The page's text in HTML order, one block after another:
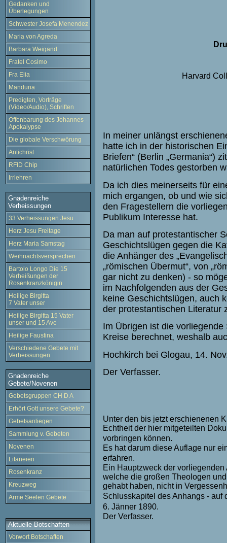
Gedanken und
Überlegungen
Schwester Josefa Menendez
Maria von Agreda
Barbara Weigand
Fratel Cosimo
Fra Elia
Manduria
Predigten, Vorträge
(Video/Audio), Schriften
Offenbarung des Johannes -
Apokalypse
Die globale Verschwörung
Antichrist
RFID Chip
Irrlehren
Gnadenreiche
Verheissungen
33 Verheissungen Jesu
Herz Jesu Freitage
Herz Maria Samstag
Weihnachtsversprechen
Bartolo Longo Die 15
Verheißungen der
Rosenkranzkönigin
Heilige Birgitta
7 Vater unser
Heilige Birgitta 15 Vater
unser und 15 Ave
Heilige Faustina
Verschiedene Gebete mit
Verheissungen
Gnadenreiche
Gebete/Novenen
Gebetsgruppen CH D A
Erhört Gott unsere Gebete?
Gebetsanliegen
Sammlung v. Gebeten
Novenen
Litaneien
Rosenkranz
Kreuzweg
Arme Seelen Gebete
Aktuelle Botschaften
Vorwort Botschaften
Harvard
In meiner unlängst
hatte ich in der historischen
Briefen“ (Berlin „Germania“)
natürlichen Todes gestorben
Da ich dies meinerseits für
mich ergangen, ob und wie
den Fragestellern die
Publikum Interesse hat.
Da man auf protestantischer
Geschichtslügen gegen die
die Anhänger des
„römischen Übermut“, von
gar nicht zu denken) - so
im Nachfolgenden aus der
keine Geschichtslügen, auch
der protestantischen Literatur
Im Übrigen ist die
Kreise berechnet, weshalb
Hochkirch bei Glogau, 14.
Der Verfasser.
Unter den bis jetzt erschienenen
Echtheit der hier mitgeteilten
vorbringen können.
Es hat darum diese Auflage nur
erfahren.
Ein Hauptzweck der
welche die großen Theologen
gehabt haben, nicht in
Schlusskapitel des Anhangs - auf
6. Jänner 1890.
Der Verfasser.